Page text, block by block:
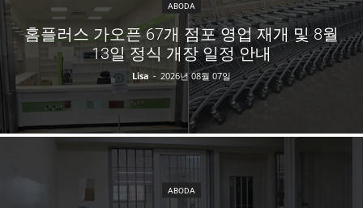
ABODA
홈플러스 가오픈 67개 점포 영업 재개 및 8월
13일 정식 개장 일정 안내
Lisa - 2026년 08월 07일
ABODA